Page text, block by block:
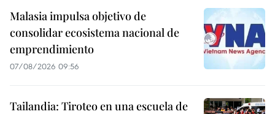
Malasia impulsa objetivo de
consolidar ecosistema nacional de
emprendimiento
07/08/2026 09:56
Tailandia: Tiroteo en una escuela de